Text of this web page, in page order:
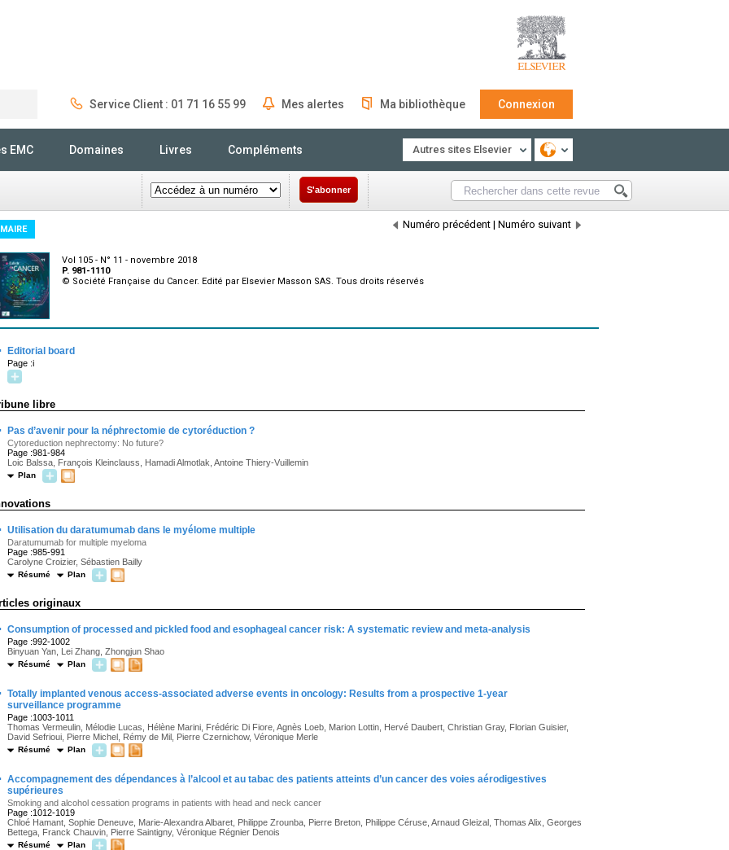
Service Client : 01 71 16 55 99 Mes alertes Ma bibliothèque Connexion
EMC Domaines Livres Compléments Autres sites Elsevier
S'abonner
Numéro précédent | Numéro suivant
Vol 105 - N° 11 - novembre 2018
P. 981-1110
© Société Française du Cancer. Edité par Elsevier Masson SAS. Tous droits réservés
Editorial board
Page :i
libre
Pas d’avenir pour la néphrectomie de cytoréduction ?
Cytoreduction nephrectomy: No future?
Page :981-984
Loic Balssa, François Kleinclauss, Hamadi Almotlak, Antoine Thiery-Vuillemin
Plan
Utilisation du daratumumab dans le myélome multiple
Daratumumab for multiple myeloma
Page :985-991
Carolyne Croizier, Sébastien Bailly
Résumé Plan
originaux
Consumption of processed and pickled food and esophageal cancer risk: A systematic review and meta-analysis
Page :992-1002
Binyuan Yan, Lei Zhang, Zhongjun Shao
Résumé Plan
Totally implanted venous access-associated adverse events in oncology: Results from a prospective 1-year
surveillance programme
Page :1003-1011
Thomas Vermeulin, Mélodie Lucas, Hélène Marini, Frédéric Di Fiore, Agnès Loeb, Marion Lottin, Hervé Daubert, Christian Gray, Florian Guisier,
David Sefrioui, Pierre Michel, Rémy de Mil, Pierre Czernichow, Véronique Merle
Résumé Plan
Accompagnement des dépendances à l’alcool et au tabac des patients atteints d’un cancer des voies aérodigestives
supérieures
Smoking and alcohol cessation programs in patients with head and neck cancer
Page :1012-1019
Chloé Hamant, Sophie Deneuve, Marie-Alexandra Albaret, Philippe Zrounba, Pierre Breton, Philippe Céruse, Arnaud Gleizal, Thomas Alix, Georges
Bettega, Franck Chauvin, Pierre Saintigny, Véronique Régnier Denois
Résumé Plan